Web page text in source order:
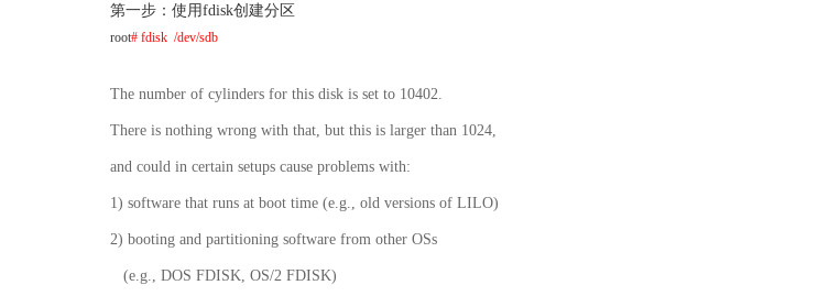
第一步：使用fdisk创建分区
root# fdisk /dev/sdb
The number of cylinders for this disk is set to 10402.
There is nothing wrong with that, but this is larger than 1024,
and could in certain setups cause problems with:
1) software that runs at boot time (e.g., old versions of LILO)
2) booting and partitioning software from other OSs
(e.g., DOS FDISK, OS/2 FDISK)